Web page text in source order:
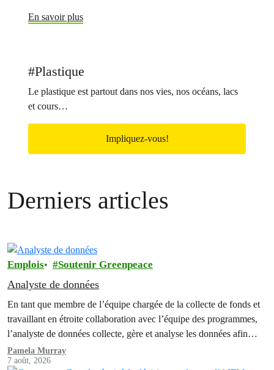
En savoir plus
#Plastique
Le plastique est partout dans nos vies, nos océans, lacs
et cours…
Impliquez-vous!
Derniers articles
Emplois Soutenir Greenpeace
Analyste de données
En tant que membre de l’équipe chargée de la collecte de fonds et
travaillant en étroite collaboration avec l’équipe des programmes,
l’analyste de données collecte, gère et analyse les données afin
d’atteindre les objectifs de collecte de fonds et d’engagement, et
soutient la vision de Greenpeace visant à réaliser une plus grande
Pamela Murray
7 août, 2026